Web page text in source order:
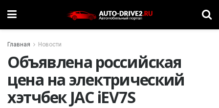
Главная Новости
Объявлена российская
цена на электрический
хэтчбек JAC iEV7S